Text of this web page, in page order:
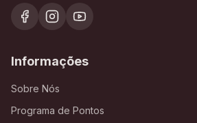
Informações
Sobre Nós
Programa de Pontos